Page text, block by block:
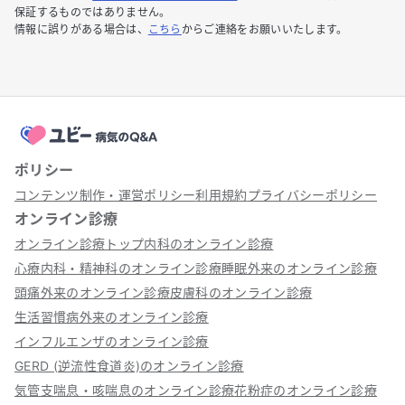
保証するものではありません。
情報に誤りがある場合は、
こちら からご連絡をお願いいたします。
ポリシー
コンテンツ制作・運営ポリシー利用規約プライバシーポリシー
オンライン診療
オンライン診療トップ内科のオンライン診療
心療内科・精神科のオンライン診療睡眠外来のオンライン診療
頭痛外来のオンライン診療皮膚科のオンライン診療
生活習慣病外来のオンライン診療
インフルエンザのオンライン診療
GERD (逆流性食道炎)のオンライン診療
気管支喘息・咳喘息のオンライン診療花粉症のオンライン診療